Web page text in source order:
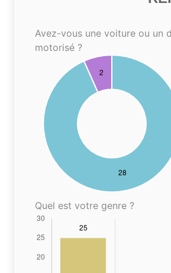
Avez-vous une voiture ou un
motorisé ?
Quel est votre genre ?